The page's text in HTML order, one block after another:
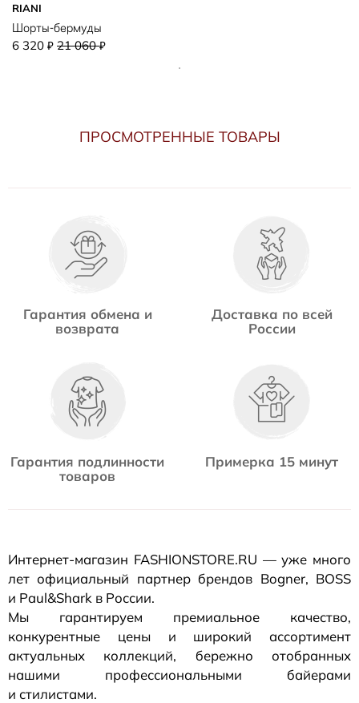
RIANI
Шорты-бермуды
6 320 ₽ 21 060₽
ПРОСМОТРЕННЫЕ ТОВАРЫ
Гарантия обмена и
возврата
Доставка по всей
России
Гарантия подлинности
товаров
Примерка 15 минут
Интернет-магазин FASHIONSTORE.RU — уже много
лет официальный партнер брендов Bogner, BOSS
и Paul&Shark в России.
Мы гарантируем премиальное качество,
конкурентные цены и широкий ассортимент
актуальных коллекций, бережно отобранных
нашими профессиональными байерами
и стилистами.